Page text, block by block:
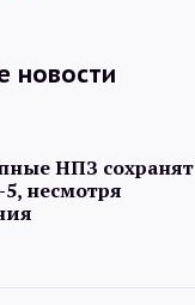
новости
НПЗ сохранят
несмотря